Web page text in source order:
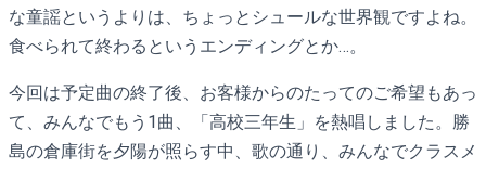
な童謡というよりは、ちょっとシュールな世界観ですよね。
食べられて終わるというエンディングとか…。
今回は予定曲の終了後、お客様からのたってのご希望もあっ
て、みんなでもう1曲、「高校三年生」を熱唱しました。勝
島の倉庫街を夕陽が照らす中、歌の通り、みんなでクラスメ